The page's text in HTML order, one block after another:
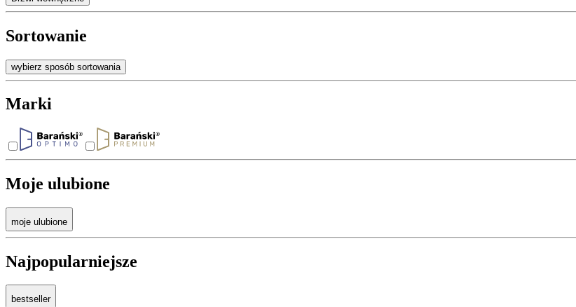
Sortowanie
wybierz sposób sortowania
Marki
Moje ulubione
moje ulubione
Najpopularniejsze
bestseller